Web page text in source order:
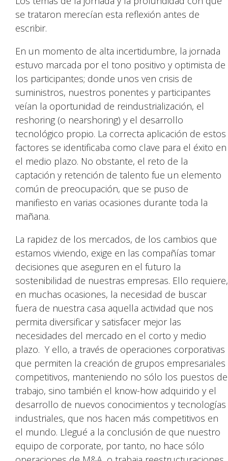
se trataron merecían esta reflexión antes de
escribir.
En un momento de alta incertidumbre, la jornada
estuvo marcada por el tono positivo y optimista de
los participantes; donde unos ven crisis de
suministros, nuestros ponentes y participantes
veían la oportunidad de reindustrialización, el
reshoring (o nearshoring) y el desarrollo
tecnológico propio. La correcta aplicación de estos
factores se identificaba como clave para el éxito en
el medio plazo. No obstante, el reto de la
captación y retención de talento fue un elemento
común de preocupación, que se puso de
manifiesto en varias ocasiones durante toda la
mañana.
La rapidez de los mercados, de los cambios que
estamos viviendo, exige en las compañías tomar
decisiones que aseguren en el futuro la
sostenibilidad de nuestras empresas. Ello requiere,
en muchas ocasiones, la necesidad de buscar
fuera de nuestra casa aquella actividad que nos
permita diversificar y satisfacer mejor las
necesidades del mercado en el corto y medio
plazo. Y ello, a través de operaciones corporativas
que permiten la creación de grupos empresariales
competitivos, manteniendo no sólo los puestos de
trabajo, sino también el know-how adquirido y el
desarrollo de nuevos conocimientos y tecnologías
industriales, que nos hacen más competitivos en
el mundo. Llegué a la conclusión de que nuestro
equipo de corporate, por tanto, no hace sólo